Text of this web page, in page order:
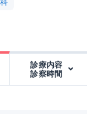
診療内容
診察時間